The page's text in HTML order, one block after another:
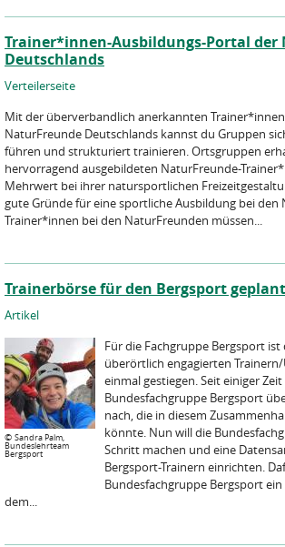
Trainer*innen-Ausbildungs-Portal der
Deutschlands
Verteilerseite
Mit der überverbandlich anerkannten
NaturFreunde Deutschlands kannst du Gruppen
führen und strukturiert trainieren. Ortsgruppen
hervorragend ausgebildeten NaturFreunde-
Mehrwert bei ihrer natursportlichen
gute Gründe für eine sportliche Ausbildung bei den
Trainer*innen bei den NaturFreunden müssen...
Trainerbörse für den Bergsport geplant
Artikel
© Sandra Palm,
Bundeslehrteam
Bergsport
Für die Fachgruppe Bergsport ist
überörtlich engagierten
einmal gestiegen. Seit einiger
Bundesfachgruppe Bergsport
nach, die in diesem
könnte. Nun will die
Schritt machen und eine
Bergsport-Trainern einrichten.
Bundesfachgruppe Bergsport
dem...